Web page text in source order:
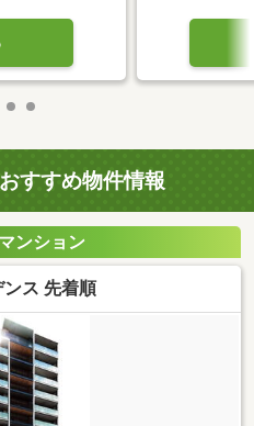
すすめ物件情報
ンション
ス 先着順